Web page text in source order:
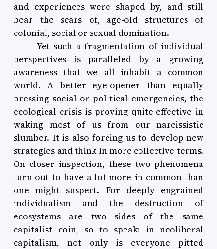
and experiences were shaped by, and still
bear the scars of, age-old structures of
colonial, social or sexual domination.
Yet such a fragmentation of individual
perspectives is paralleled by a growing
awareness that we all inhabit a common
world. A better eye-opener than equally
pressing social or political emergencies, the
ecological crisis is proving quite effective in
waking most of us from our narcissistic
slumber. It is also forcing us to develop new
strategies and think in more collective terms.
On closer inspection, these two phenomena
turn out to have a lot more in common than
one might suspect. For deeply engrained
individualism and the destruction of
ecosystems are two sides of the same
capitalist coin, so to speak: in neoliberal
capitalism, not only is everyone pitted